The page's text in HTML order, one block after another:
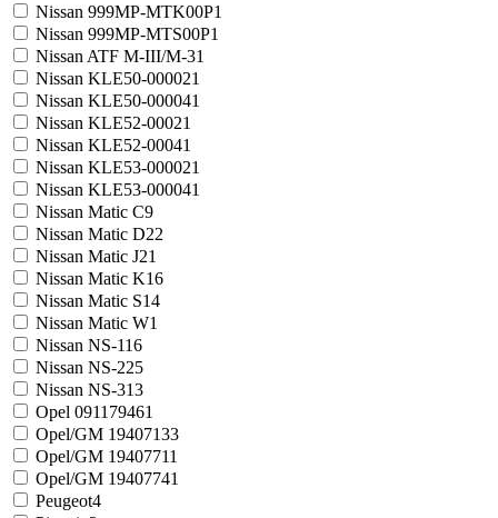
Nissan 999MP-MTK00P1
Nissan 999MP-MTS00P1
Nissan ATF M-III/M-31
Nissan KLE50-000021
Nissan KLE50-000041
Nissan KLE52-00021
Nissan KLE52-00041
Nissan KLE53-000021
Nissan KLE53-000041
Nissan Matic C9
Nissan Matic D22
Nissan Matic J21
Nissan Matic K16
Nissan Matic S14
Nissan Matic W1
Nissan NS-116
Nissan NS-225
Nissan NS-313
Opel 091179461
Opel/GM 19407133
Opel/GM 19407711
Opel/GM 19407741
Peugeot4